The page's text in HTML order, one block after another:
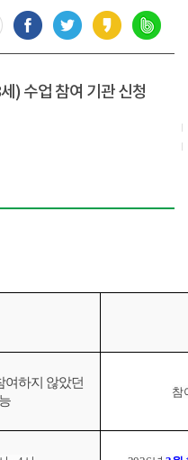
) 수업 참여 기관 신청
여하지 않았던
참